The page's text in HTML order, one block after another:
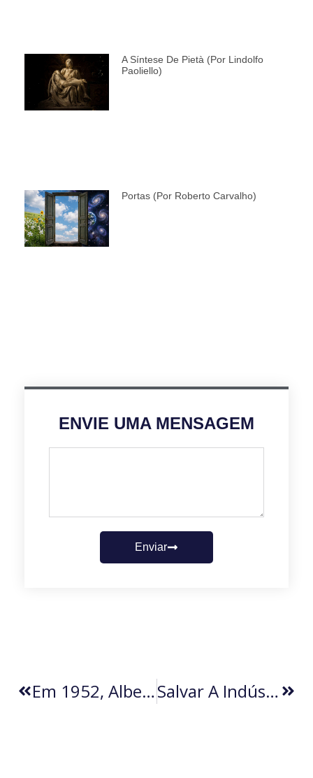
A Síntese De Pietà (por Lindolfo
Paoliello)
Portas (por Roberto Carvalho)
ENVIE UMA MENSAGEM
Enviar
Em 1952, Albert Einstein Recebeu Um Convite Histórico De Israel Salvar A Indústria De Defesa Significa Salvar O Futuro Do Brasil Como Potência Regional (por Luiz Alberto Cureau Júnior)